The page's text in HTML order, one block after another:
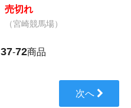
売切れ
（宮崎競馬場）
37-72商品
次へ